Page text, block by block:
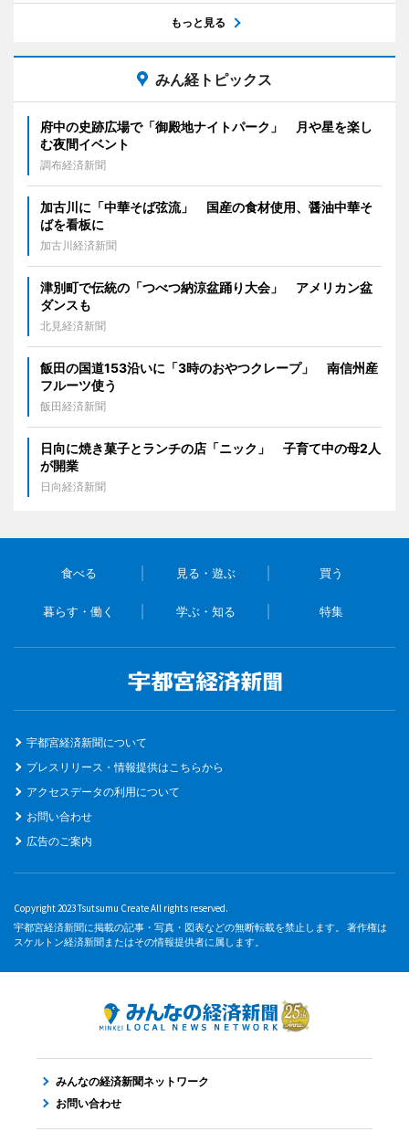
もっと見る
みん経トピックス
府中の史跡広場で「御殿地ナイトパーク」 月や星を楽し
む夜間イベント
調布経済新聞
加古川に「中華そば弦流」 国産の食材使用、醤油中華そ
ばを看板に
加古川経済新聞
津別町で伝統の「つべつ納涼盆踊り大会」 アメリカン盆
ダンスも
北見経済新聞
飯田の国道153沿いに「3時のおやつクレープ」 南信州産
フルーツ使う
飯田経済新聞
日向に焼き菓子とランチの店「ニック」 子育て中の母2人
が開業
日向経済新聞
食べる 見る・遊ぶ 買う
暮らす・働く 学ぶ・知る 特集
宇都宮経済新聞について
プレスリリース・情報提供はこちらから
アクセスデータの利用について
お問い合わせ
広告のご案内
Copyright 2023 Tsutsumu Create All rights reserved.
宇都宮経済新聞に掲載の記事・写真・図表などの無断転載を禁止します。 著作権は
スケルトン経済新聞またはその情報提供者に属します。
みんなの経済新聞ネットワーク
お問い合わせ